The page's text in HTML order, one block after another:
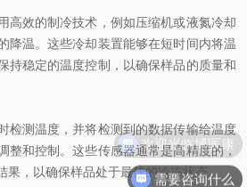
效的制冷技术，例如压缩机或液氮冷却
降温。这些冷却装置能够在短时间内将温
持稳定的温度控制，以确保样品的质量和
测温度，并将检测到的数据传输给温度
整和控制。这些传感器通常是高精度的，
果，以确保样品处于最佳的冷冻状态。
欢迎光临博医康
需要咨询什么